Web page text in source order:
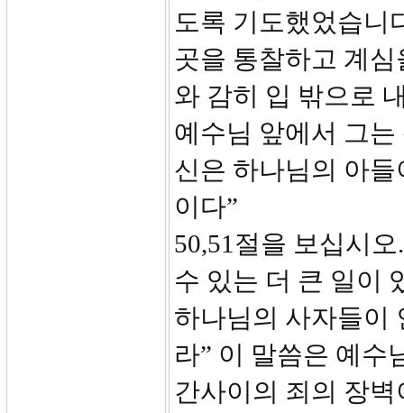
도록 기도했었습니
곳을 통찰하고 계
와 감히 입 밖으로
예수님 앞에서 그
신은 하나님의 아
이다”
50,51절을 보십시
수 있는 더 큰 일이
하나님의 사자들이
라” 이 말씀은 예수
간사이의 죄의 장